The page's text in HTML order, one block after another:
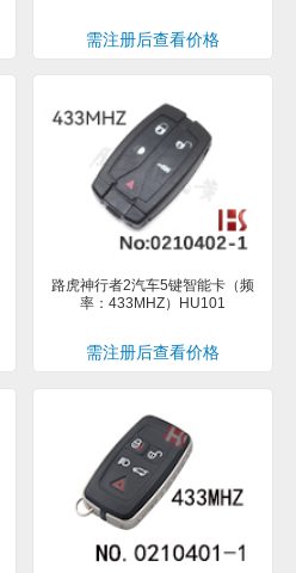
需注册后查看价格
路虎神行者2汽车5键智能卡（频
率：433MHZ）HU101
需注册后查看价格